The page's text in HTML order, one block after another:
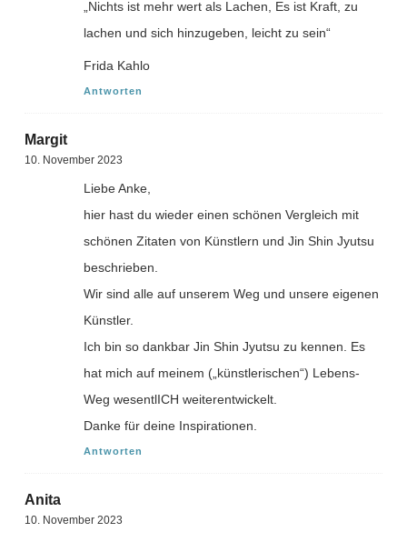
„Nichts ist mehr wert als Lachen, Es ist Kraft, zu
lachen und sich hinzugeben, leicht zu sein“
Frida Kahlo
Antworten
Margit
10. November 2023
Liebe Anke,
hier hast du wieder einen schönen Vergleich mit
schönen Zitaten von Künstlern und Jin Shin Jyutsu
beschrieben.
Wir sind alle auf unserem Weg und unsere eigenen
Künstler.
Ich bin so dankbar Jin Shin Jyutsu zu kennen. Es
hat mich auf meinem („künstlerischen“) Lebens-
Weg wesentlICH weiterentwickelt.
Danke für deine Inspirationen.
Antworten
Anita
10. November 2023